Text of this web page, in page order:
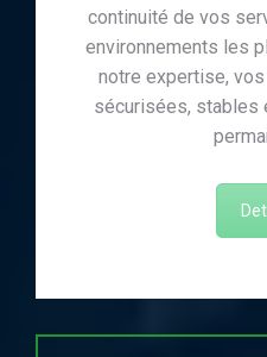
continuité de vos
environnements les
notre expertise,
sécurisées, stables